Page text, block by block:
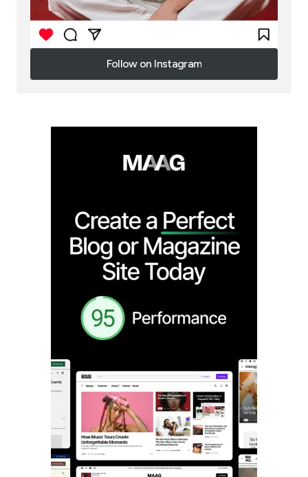
Follow on Instagram
Follow on Instagram